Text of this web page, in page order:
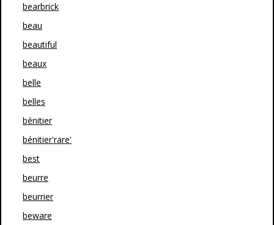
bearbrick
beau
beautiful
beaux
belle
belles
bénitier
bénitier'rare'
best
beurre
beurrier
beware